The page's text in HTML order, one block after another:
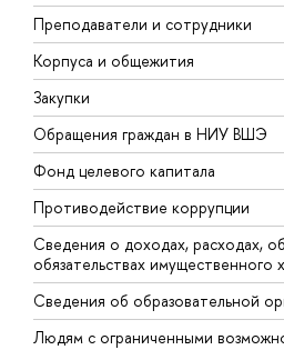
Преподаватели и сотрудники
Корпуса и общежития
Закупки
Обращения граждан в НИУ ВШЭ
Фонд целевого капитала
Противодействие коррупции
Сведения о доходах, расходах,
обязательствах имущественного
Сведения об образовательной
Людям с ограниченными